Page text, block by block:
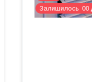
Залишилось 00